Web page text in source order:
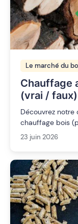
Le marché du
Chauffage
(vrai / faux)
Découvrez
chauffage bois
23 juin 2026